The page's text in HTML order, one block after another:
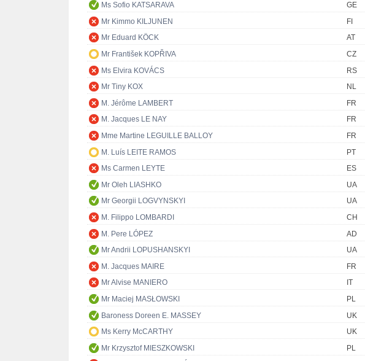
Ms Sofio KATSARAVA
GE
Mr Kimmo KILJUNEN
FI
Mr Eduard KÖCK
AT
Mr František KOPŘIVA
CZ
Ms Elvira KOVÁCS
RS
Mr Tiny KOX
NL
M. Jérôme LAMBERT
FR
M. Jacques LE NAY
FR
Mme Martine LEGUILLE BALLOY
FR
M. Luís LEITE RAMOS
PT
Ms Carmen LEYTE
ES
Mr Oleh LIASHKO
UA
Mr Georgii LOGVYNSKYI
UA
M. Filippo LOMBARDI
CH
M. Pere LÓPEZ
AD
Mr Andrii LOPUSHANSKYI
UA
M. Jacques MAIRE
FR
Mr Alvise MANIERO
IT
Mr Maciej MASŁOWSKI
PL
Baroness Doreen E. MASSEY
UK
Ms Kerry McCARTHY
UK
Mr Krzysztof MIESZKOWSKI
PL